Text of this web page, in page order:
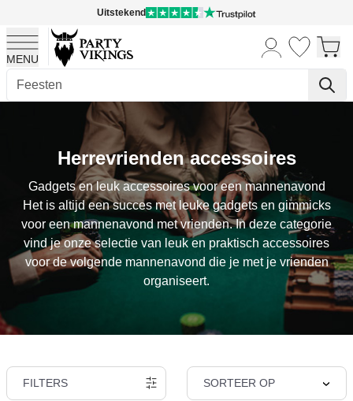
Uitstekend
MENU
Ga naar de inhoud
Herrevrienden accessoires
Gadgets en leuk accessoires voor een mannenavond
Het is altijd een succes met leuke gadgets en gimmicks
voor een mannenavond met vrienden. In deze categorie
vind je onze selectie van leuk en praktisch accessoires
voor de volgende mannenavond die je met je vrienden
organiseert.
FILTERS SORTEER OP